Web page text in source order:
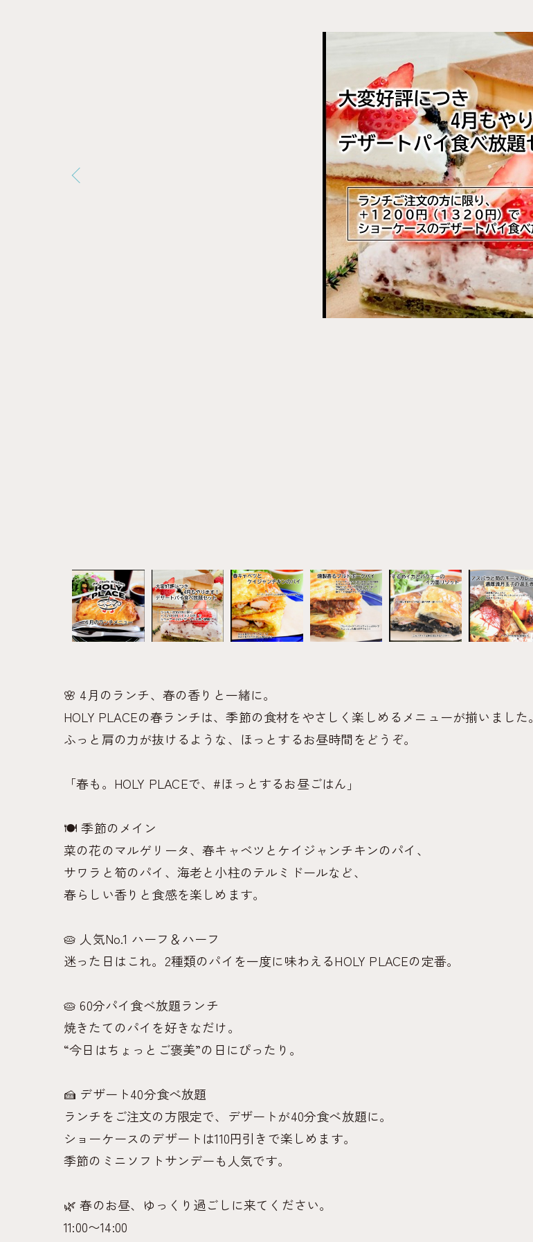
🌸 4月のランチ、春の香りと一緒に。
HOLY PLACEの春ランチは、季節の食材をやさしく楽しめるメニューが揃いました。
ふっと肩の力が抜けるような、ほっとするお昼時間をどうぞ。
「春も。HOLY PLACEで、#ほっとするお昼ごはん」
🍽 季節のメイン
菜の花のマルゲリータ、春キャベツとケイジャンチキンのパイ、
サワラと筍のパイ、海老と小柱のテルミドールなど、
春らしい香りと食感を楽しめます。
🥧 人気No.1 ハーフ＆ハーフ
迷った日はこれ。2種類のパイを一度に味わえるHOLY PLACEの定番。
🥧 60分パイ食べ放題ランチ
焼きたてのパイを好きなだけ。
“今日はちょっとご褒美”の日にぴったり。
🍰 デザート40分食べ放題
ランチをご注文の方限定で、デザートが40分食べ放題に。
ショーケースのデザートは110円引きで楽しめます。
季節のミニソフトサンデーも人気です。
🌿 春のお昼、ゆっくり過ごしに来てください。
11:00〜14:00